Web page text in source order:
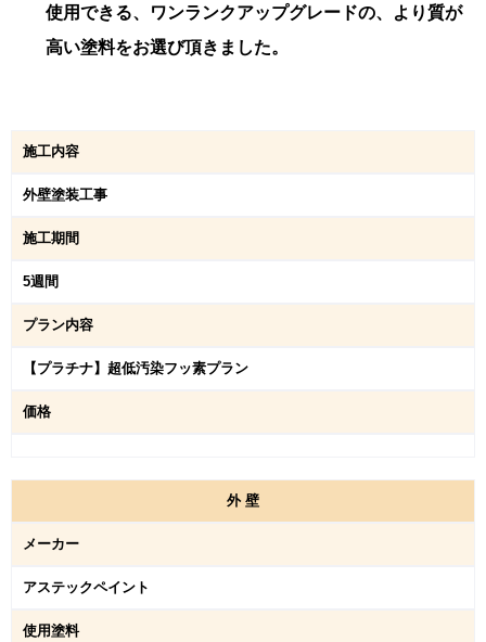
使用できる、ワンランクアップグレードの、より質が
高い塗料をお選び頂きました。
施工内容
外壁塗装工事
施工期間
5週間
プラン内容
【プラチナ】超低汚染フッ素プラン
価格
外 壁
メーカー
アステックペイント
使用塗料